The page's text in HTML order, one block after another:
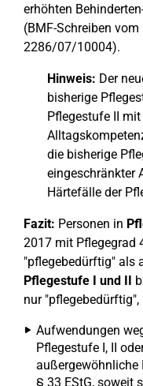
erhöhten
(BMF-Schreiben vom
2286/07/10004).
Hinweis: Der
bisherige
Pflegestufe II
die bisherige
eingeschränkter
Härtefälle der
Fazit: Personen in
2017 mit Pflegegrad
"pflegebedürftig" als
Pflegestufe I und II
nur
Aufwendungen
Pflegestufe I, II
außergewöhnliche
§ 33 EStG, soweit